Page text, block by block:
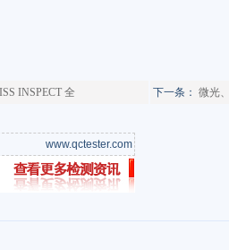
INSPECT 全 下一条： 微光
www.qctester.com